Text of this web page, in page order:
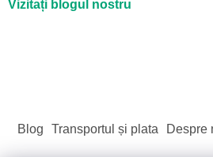
Vizitați blogul nostru
Blog Transportul și plata Despre